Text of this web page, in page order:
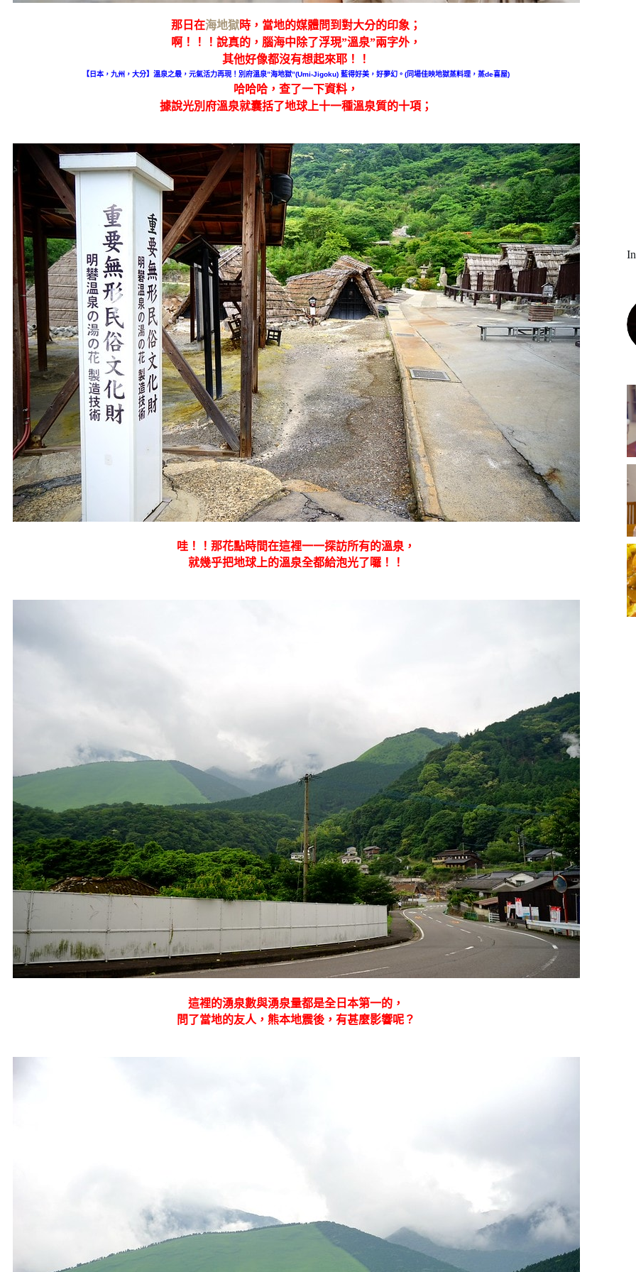
那日在海地獄時，當地的媒體問到對大分的印象；
啊！！！說真的，腦海中除了浮現”溫泉”兩字外，
其他好像都沒有想起來耶！！
【日本，九州，大分】溫泉之最，元氣活力再現！別府溫泉”海地獄”(Umi-Jigoku) 藍得好美，好夢幻。(同場佳映地獄蒸料理，蒸de喜屋)
哈哈哈，查了一下資料，
據說光別府溫泉就囊括了地球上十一種溫泉質的十項；
哇！！那花點時間在這裡一一探訪所有的溫泉，
就幾乎把地球上的溫泉全都給泡光了囉！！
這裡的湧泉數與湧泉量都是全日本第一的，
問了當地的友人，熊本地震後，有甚麼影響呢？